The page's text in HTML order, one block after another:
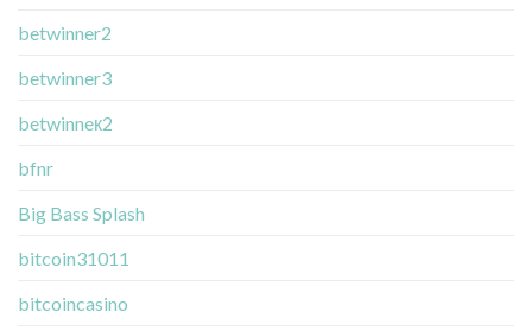
betwinner2
betwinner3
betwinneк2
bfnr
Big Bass Splash
bitcoin31011
bitcoincasino